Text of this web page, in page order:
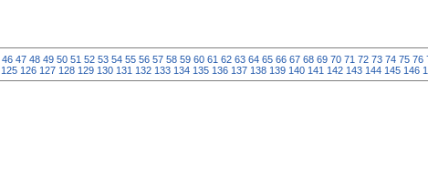
46 47 48 49 50 51 52 53 54 55 56 57 58 59 60 61 62 63 64 65 66 67 68 69 70 71 72 73 74 75 76
125 126 127 128 129 130 131 132 133 134 135 136 137 138 139 140 141 142 143 144 145 146